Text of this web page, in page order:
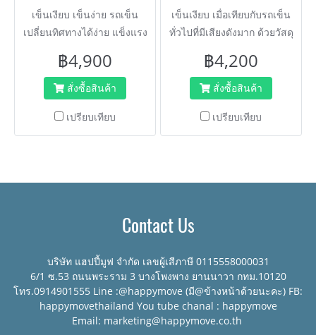
เข็นเงียบ เข็นง่าย รถเข็น
เปลี่ยนทิศทางได้ง่าย แข็งแรง
หนักได้มาก แบรนด์ HORECAT
฿4,900
สั่งซื้อสินค้า
เปรียบเทียบ
เข็นเงียบ เมื่อเทียบกับรถเข็น
ทั่วไปที่มีเสียงดังมาก ด้วยวัสดุ
เปลี่ยนทิศทางได้ง่าย แข็งแรง
ด้วยพื้นพลาสติกวิศวกรรม
เทคโนโลยีทำให้พื้นไม่แอ่น ไม่
บุบ ไม่งอ ไม่เป็นสนิม รับน้ำ
หนักได้ แบรนด์ HORECAT
฿4,200
สั่งซื้อสินค้า
เปรียบเทียบ
Contact Us
บริษัท แฮปปี้มูฟ จำกัด เลขผู้เสีภาษี 0115558000031
6/1 ซ.53 ถนนพระราม 3 บางโพงพาง ยานนาวา กทม.10120
โทร.0914901555 Line :@happymove (มี@ข้างหน้าด้วยนะคะ) FB:
happymovethailand You tube chanal : happymove
Email: marketing@happymove.co.th